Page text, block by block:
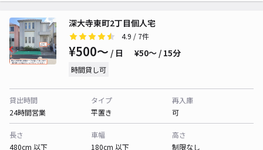
深大寺東町2丁目個人宅
4.9 / 7件
¥500〜 / 日 ¥50〜 / 15分
時間貸し可
貸出時間
24時間営業
タイプ
平置き
再入庫
可
長さ
480cm 以下
車幅
180cm 以下
高さ
制限なし